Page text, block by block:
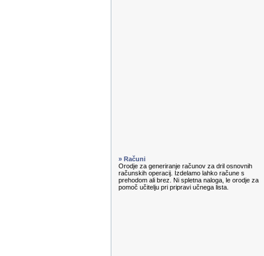
» Računi
Orodje za generiranje računov za dril osnovnih
računskih operacij. Izdelamo lahko račune s
prehodom ali brez. Ni spletna naloga, le orodje za
pomoč učitelju pri pripravi učnega lista.